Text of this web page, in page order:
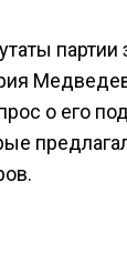
партии
о его